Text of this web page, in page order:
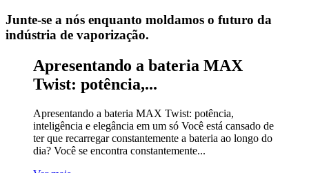
Junte-se a nós enquanto moldamos o futuro da
indústria de vaporização.
Apresentando a bateria MAX
Twist: potência,...
Apresentando a bateria MAX Twist: potência,
inteligência e elegância em um só Você está cansado de
ter que recarregar constantemente a bateria ao longo do
dia? Você se encontra constantemente...